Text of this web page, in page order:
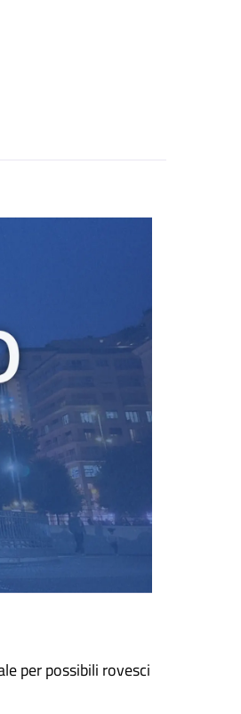
per possibili rovesci